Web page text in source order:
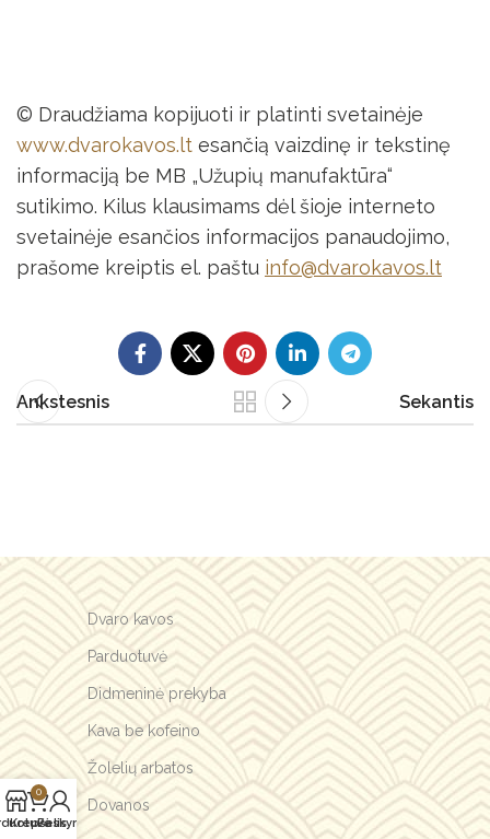
© Draudžiama kopijuoti ir platinti svetainėje
www.dvarokavos.lt esančią vaizdinę ir tekstinę
informaciją be MB „Užupių manufaktūra“
sutikimo. Kilus klausimams dėl šioje interneto
svetainėje esančios informacijos panaudojimo,
prašome kreiptis el. paštu info@dvarokavos.lt
Ankstesnis Sekantis
Dvaro kavos
Parduotuvė
Didmeninė prekyba
Kava be kofeino
Žolelių arbatos
Dovanos
0
Krepšelis
Paskyra